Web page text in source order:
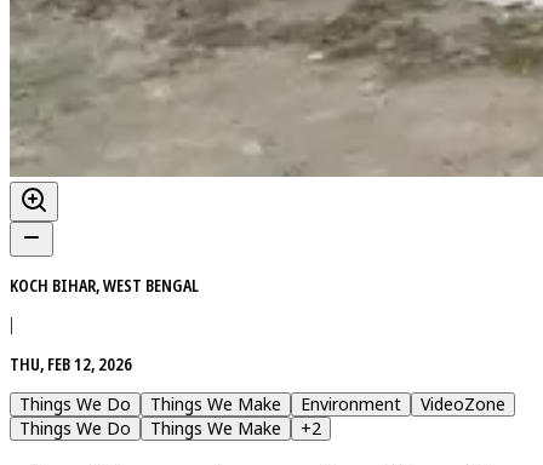
KOCH BIHAR, WEST BENGAL
|
THU, FEB 12, 2026
Things We Do
Things We Make Environment
VideoZone
Things We Do
Things We Make +2